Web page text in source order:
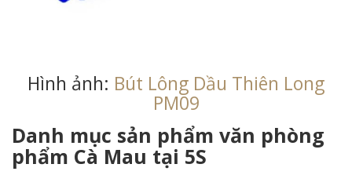
Hình ảnh: Bút Lông Dầu Thiên Long
PM09
Danh mục sản phẩm văn phòng
phẩm Cà Mau tại 5S